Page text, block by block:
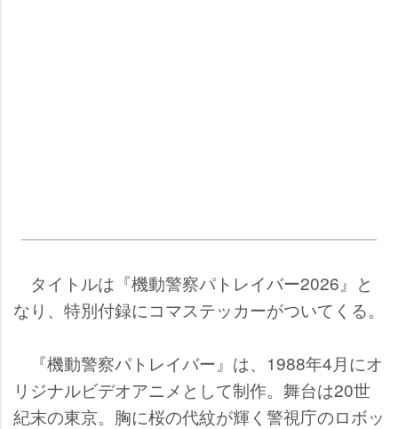
タイトルは『機動警察パトレイバー2026』と
なり、特別付録にコマステッカーがついてくる。
『機動警察パトレイバー』は、1988年4月にオ
リジナルビデオアニメとして制作。舞台は20世
紀末の東京。胸に桜の代紋が輝く警視庁のロボッ